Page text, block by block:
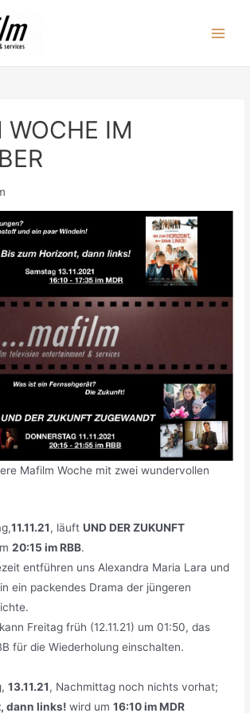
WOCHE IM
Mafilm Woche mit zwei wundervollen
11.11.21, läuftUND DER ZUKUNFT
20:15 im RBB.
entführen uns Alexandra Maria Lara und
ein packendes Drama der jüngeren
Freitag früh (12.11.21) um 01:50, das
für die Wiederholung einschalten.
13.11.21, Nachmittag noch nichts vorhat;
dann links! wird um16:10 im MDR